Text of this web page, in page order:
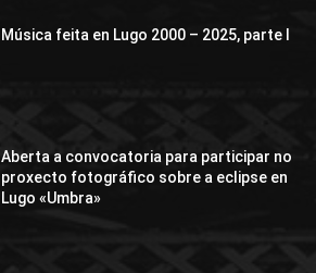
Música feita en Lugo 2000 – 2025, parte I
Aberta a convocatoria para participar no
proxecto fotográfico sobre a eclipse en
Lugo «Umbra»